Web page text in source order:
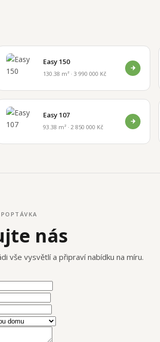
Easy 150
130.38 m² · 3 990 000 Kč
Easy 107
93.38 m² · 2 850 000 Kč
nás
vše vysvětlí a připraví nabídku na míru.